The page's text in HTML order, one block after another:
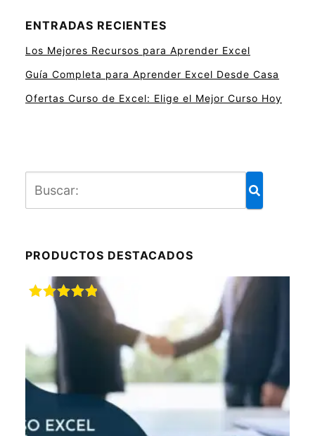
ENTRADAS RECIENTES
Los Mejores Recursos para Aprender Excel
Guía Completa para Aprender Excel Desde Casa
Ofertas Curso de Excel: Elige el Mejor Curso Hoy
PRODUCTOS DESTACADOS
Valorado
5.00